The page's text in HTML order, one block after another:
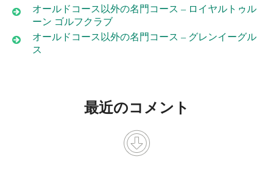
オールドコース以外の名門コース – ロイヤルトゥル
ーン ゴルフクラブ
オールドコース以外の名門コース – グレンイーグル
ス
最近のコメント